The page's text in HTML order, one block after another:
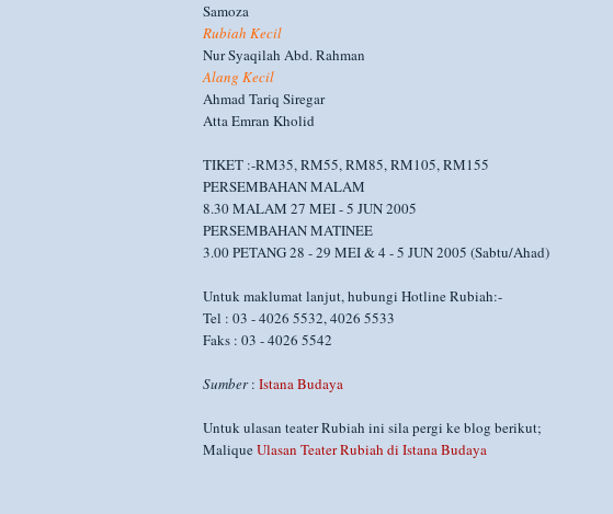
Samoza
Rubiah Kecil
Nur Syaqilah Abd. Rahman
Alang Kecil
Ahmad Tariq Siregar
Atta Emran Kholid
TIKET :-RM35, RM55, RM85, RM105, RM155
PERSEMBAHAN MALAM
8.30 MALAM 27 MEI - 5 JUN 2005
PERSEMBAHAN MATINEE
3.00 PETANG 28 - 29 MEI & 4 - 5 JUN 2005 (Sabtu/Ahad)
Untuk maklumat lanjut, hubungi Hotline Rubiah:-
Tel : 03 - 4026 5532, 4026 5533
Faks : 03 - 4026 5542
Sumber: Istana Budaya
Untuk ulasan teater Rubiah ini sila pergi ke blog berikut;
Malique Ulasan Teater Rubiah di Istana Budaya